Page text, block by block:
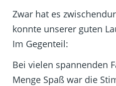
Zwar hat es
konnte unserer guten
Im Gegenteil:
Bei vielen spannenden
Menge Spaß war die